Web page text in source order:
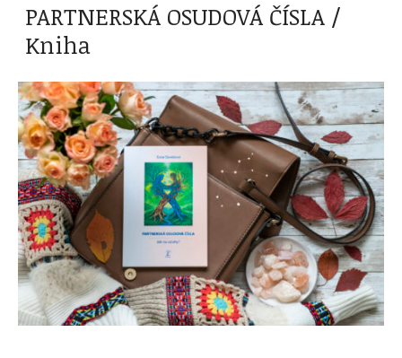
PARTNERSKÁ OSUDOVÁ ČÍSLA /
Kniha